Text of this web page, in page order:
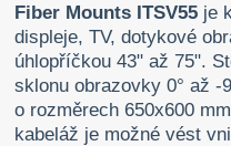
Fiber Mounts ITSV55 je
displeje, TV, dotykové
úhlopříčkou 43" až 75".
sklonu obrazovky 0° až -
o rozměrech 650x600
kabeláž je možné vést